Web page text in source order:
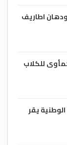
اطاريف
للكلاب
يقر